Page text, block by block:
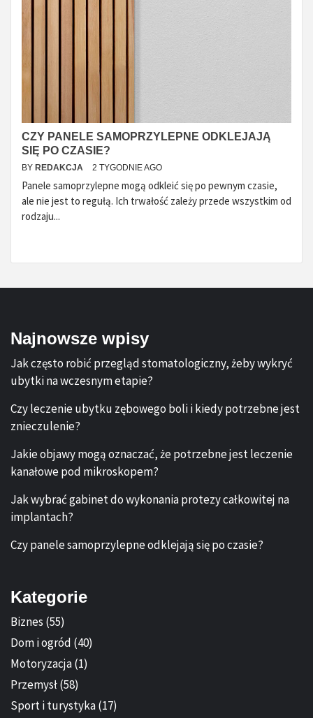
CZY PANELE SAMOPRZYLEPNE ODKLEJAJĄ
SIĘ PO CZASIE?
BY REDAKCJA 2 TYGODNIE AGO
Panele samoprzylepne mogą odkleić się po pewnym czasie,
ale nie jest to regułą. Ich trwałość zależy przede wszystkim od
rodzaju...
Najnowsze wpisy
Jak często robić przegląd stomatologiczny, żeby wykryć
ubytki na wczesnym etapie?
Czy leczenie ubytku zębowego boli i kiedy potrzebne jest
znieczulenie?
Jakie objawy mogą oznaczać, że potrzebne jest leczenie
kanałowe pod mikroskopem?
Jak wybrać gabinet do wykonania protezy całkowitej na
implantach?
Czy panele samoprzylepne odklejają się po czasie?
Kategorie
Biznes (55)
Dom i ogród (40)
Motoryzacja(1)
Przemysł(58)
Sport i turystyka(17)